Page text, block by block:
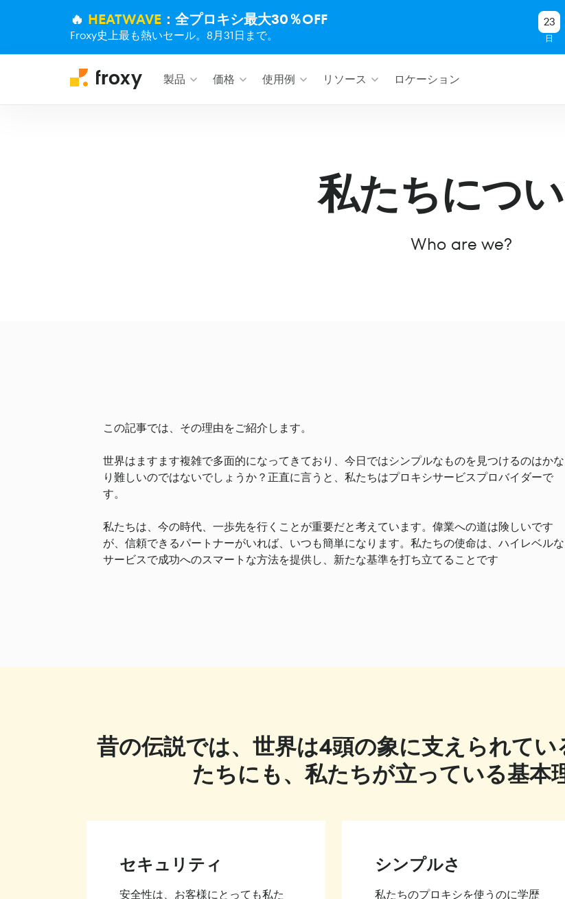
🔥 HEATWAVE ：全プロキシ最大30％OFF
Froxy史上最も熱いセール。8月31日まで。
23
日
製品 価格 使用例 リソース ロケーション
私たちにつ
Who are we?
この記事では、その理由をご紹介します。
世界はますます複雑で多面的になってきており、今日ではシンプルなものを見つけるのはかな
り難しいのではないでしょうか？正直に言うと、私たちはプロキシサービスプロバイダーで
す。
私たちは、今の時代、一歩先を行くことが重要だと考えています。偉業への道は険しいです
が、信頼できるパートナーがいれば、いつも簡単になります。私たちの使命は、ハイレベルな
サービスで成功へのスマートな方法を提供し、新たな基準を打ち立てることです
昔の伝説では、世界は4頭の象に支えられて
たちにも、私たちが立っている基本
セキュリティ
安全性は、お客様にとっても私た
シンプルさ
私たちのプロキシを使うのに学歴